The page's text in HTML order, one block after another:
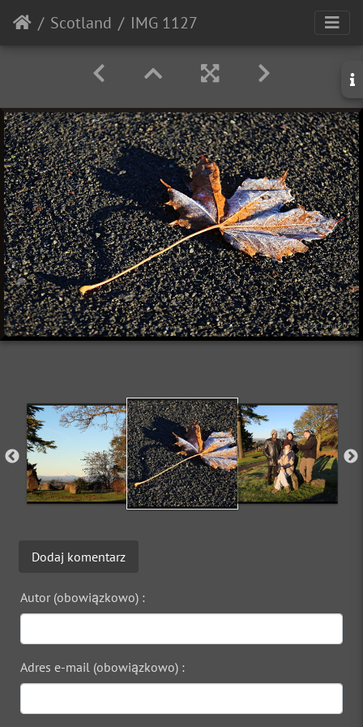
Scotland IMG 1127
Dodaj komentarz
Autor (obowiązkowo) :
Adres e-mail (obowiązkowo) :